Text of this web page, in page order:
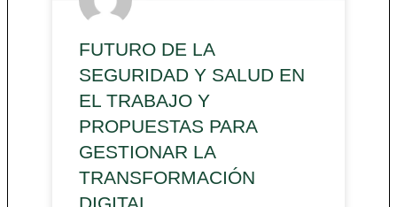
FUTURO DE LA
SEGURIDAD Y SALUD EN
EL TRABAJO Y
PROPUESTAS PARA
GESTIONAR LA
TRANSFORMACIÓN